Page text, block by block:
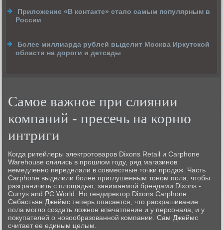
Приложение «В контакте» стало самым популярным в
России
Более миллиарда рублей выделит Москва Иркутской
области на дороги и детсады
Самое важное при слиянии
компаний - пресечь на корню
интриги
Когда ритейлеры электротоваров Dixons Retail и Carphone
Warehouse слились в прошлом году, ряд магазинов
немедленно переделали в совместные точки продаж. Часть
Carphone выделили более приглушенным тоном пола, чтобы
разграничить с площадью, занимаемой брендами Dixons -
Currys and PC World. Но гендиректор Dixons Carphone
Себастьян Джеймс теперь опасается, что раскрашивание
пола могло создать ложное впечатление и у персонала, и у
покупателей о новообразованной компании. Сам Джеймс
считает ее единым целым.